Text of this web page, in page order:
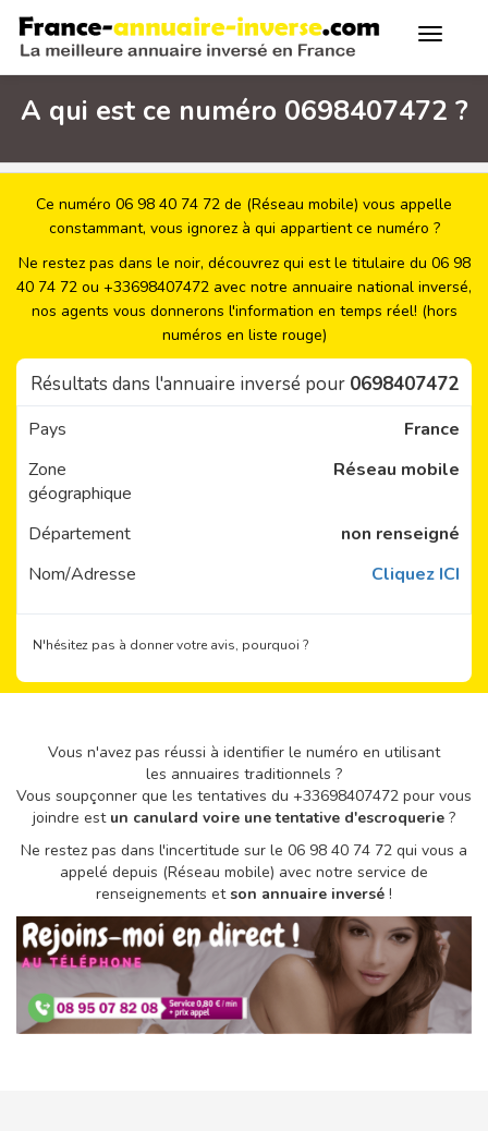
A qui est ce numéro 0698407472 ?
Ce numéro 06 98 40 74 72 de (Réseau mobile) vous appelle
constammant, vous ignorez à qui appartient ce numéro ?
Ne restez pas dans le noir, découvrez qui est le titulaire du 06 98
40 74 72 ou +33698407472 avec notre annuaire national inversé,
nos agents vous donnerons l'information en temps réel! (hors
numéros en liste rouge)
Résultats dans l'annuaire inversé pour 0698407472
Pays
France
Zone
géographique
Réseau mobile
Département
non renseigné
Nom/Adresse
Cliquez ICI
N'hésitez pas à donner votre avis, pourquoi ?
Vous n'avez pas réussi à identifier le numéro en utilisant
les annuaires traditionnels ?
Vous soupçonner que les tentatives du +33698407472 pour vous
joindre est un canulard voire une tentative d'escroquerie ?
Ne restez pas dans l'incertitude sur le 06 98 40 74 72 qui vous a
appelé depuis (Réseau mobile) avec notre service de
renseignements et son annuaire inversé !